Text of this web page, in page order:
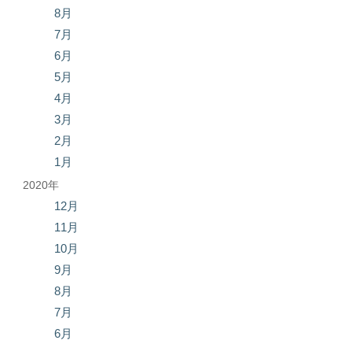
8月
7月
6月
5月
4月
3月
2月
1月
2020年
12月
11月
10月
9月
8月
7月
6月